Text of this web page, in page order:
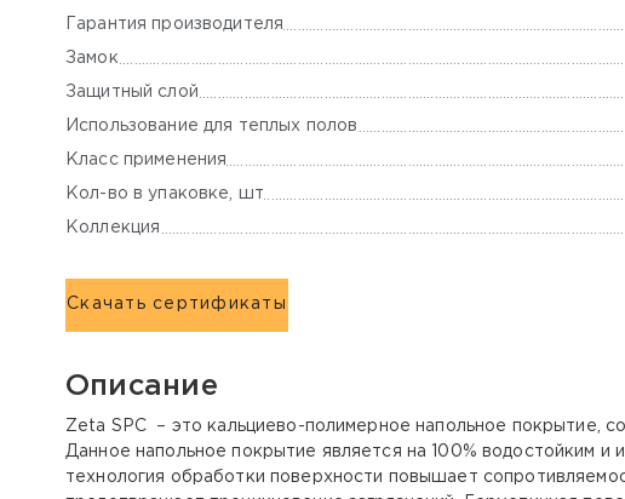
Гарантия производителя
Замок
Защитный слой
Использование для теплых полов
Класс применения
Кол-во в упаковке, шт
Коллекция
Скачать сертификаты
Описание
Zeta SPC – это кальциево-полимерное напольное покрытие,
Данное напольное покрытие является на 100% водостойким
технология обработки поверхности повышает